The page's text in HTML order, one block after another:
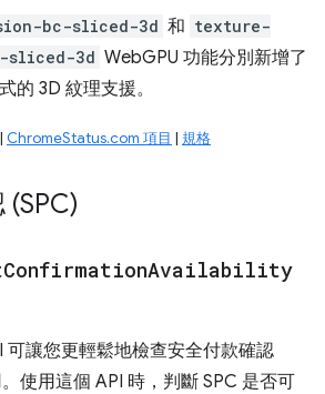
bc-sliced-3d 和 texture-
sliced-3d WebGPU 功能分別新增了
的 3D 紋理支援。
| ChromeStatus.com 項目 | 規格
ConfirmationAvailability
可讓您更輕鬆地檢查安全付款確認
使用這個 API 時，判斷 SPC 是否可